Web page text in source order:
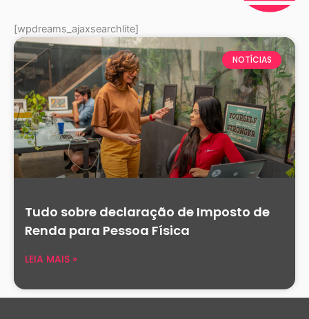
[wpdreams_ajaxsearchlite]
NOTÍCIAS
Tudo sobre declaração de Imposto de
Renda para Pessoa Física
LEIA MAIS »